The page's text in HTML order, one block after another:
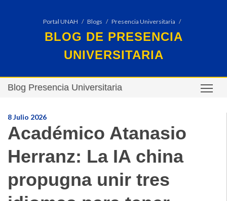
Portal UNAH Blogs Presencia Universitaria
BLOG DE PRESENCIA
UNIVERSITARIA
Blog Presencia Universitaria
8 Julio 2026
Académico Atanasio
Herranz: La IA china
propugna unir tres